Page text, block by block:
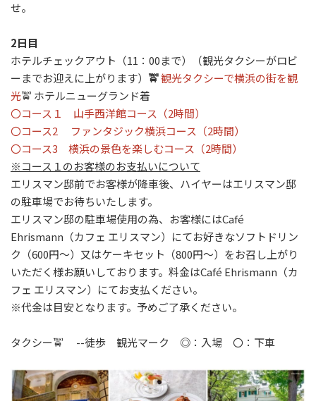
せ。
2日目
ホテルチェックアウト（11：00まで）（観光タクシーがロビ
ーまでお迎えに上がります） 🚖観光タクシーで横浜の街を観
光🚖 ホテルニューグランド着
〇コース１ 山手西洋館コース（2時間）
〇コース2 ファンタジック横浜コース（2時間）
〇コース3 横浜の景色を楽しむコース（2時間）
※コース１のお客様のお支払いについて
エリスマン邸前でお客様が降車後、ハイヤーはエリスマン邸
の駐車場でお待ちいたします。
エリスマン邸の駐車場使用の為、お客様にはCafé
Ehrismann（カフェ エリスマン）にてお好きなソフトドリン
ク（600円～）又はケーキセット（800円～）をお召し上がり
いただく様お願いしております。料金はCafé Ehrismann（カ
フェ エリスマン） にてお支払ください。
※代金は目安となります。予めご了承ください。
タクシー🚖 --徒歩 観光マーク ◎：入場 〇：下車